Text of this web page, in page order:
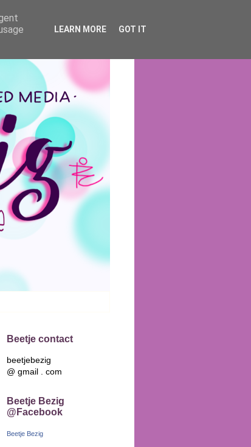
Beetje contact
beetjebezig
@ gmail . com
Beetje Bezig
@Facebook
Beetje Bezig
LEARN MORE GOT IT